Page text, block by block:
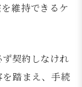
維持できるケ
契約しなけれ
踏まえ、手続